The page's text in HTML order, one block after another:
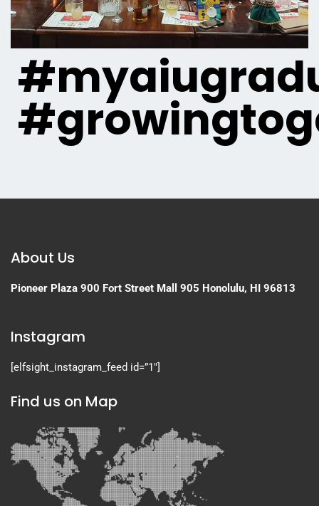
About Us
Pioneer Plaza 900 Fort Street Mall 905 Honolulu, HI 96813
Instagram
[elfsight_instagram_feed id=”1″]
Find us on Map